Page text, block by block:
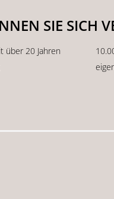
SIE SICH
über 20 Jahren